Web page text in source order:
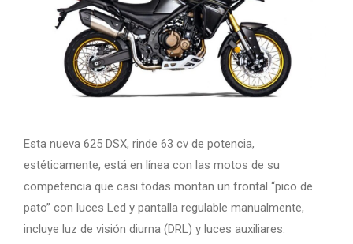
Esta nueva 625 DSX, rinde 63 cv de potencia,
estéticamente, está en línea con las motos de su
competencia que casi todas montan un frontal “pico de
pato” con luces Led y pantalla regulable manualmente,
incluye luz de visión diurna (DRL) y luces auxiliares.